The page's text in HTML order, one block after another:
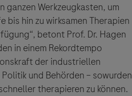
Werkzeugkasten, um
bis hin zu wirksamen Therapien
betont Prof. Dr. Hagen
in einem Rekordtempo
der industriellen
und Behörden – sowurden
therapieren zu können.